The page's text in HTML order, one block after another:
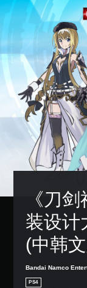
《刀
装设计
(中韩
Bandai Namco
PS4